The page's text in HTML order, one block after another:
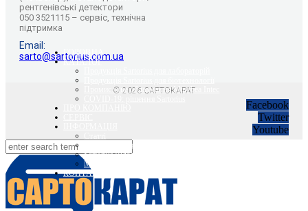
рентгенівські детектори
050 3521115 – сервіс, технічна
підтримка
Email:
sarto@sartorius.com.ua
© 2026 САРТОКАРАТ
Facebook
Twitter
Youtube
ГОЛОВНА
КАТАЛОГ
Промислове обладнання Minebea Intec
Вебінари Sartorius та Minebea Intec
Sartorius Відео
Minebea Intec Відео
КОНТАКТИ